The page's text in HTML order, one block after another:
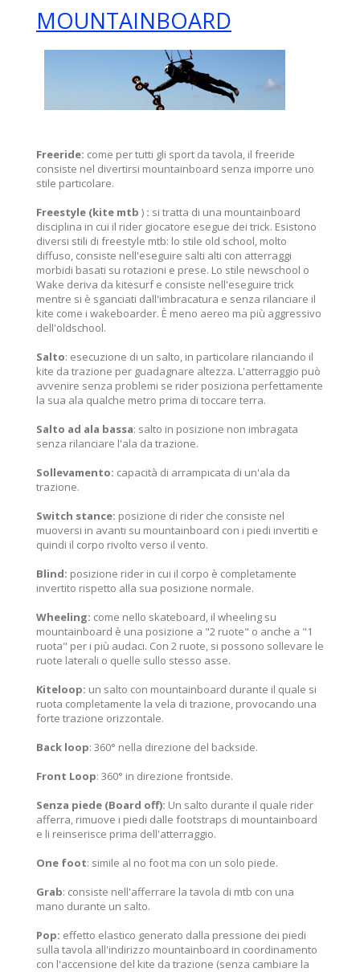
MOUNTAINBOARD
Freeride: come per tutti gli sport da tavola, il freeride
consiste nel divertirsi mountainboard senza imporre uno
stile particolare.
Freestyle (kite mtb ) : si tratta di una mountainboard
disciplina in cui il rider giocatore esegue dei trick. Esistono
diversi stili di freestyle mtb: lo stile old school, molto
diffuso, consiste nell'eseguire salti alti con atterraggi
morbidi basati su rotazioni e prese. Lo stile newschool o
Wake deriva da kitesurf e consiste nell'eseguire trick
mentre si è sganciati dall'imbracatura e senza rilanciare il
kite come i wakeboarder. È meno aereo ma più aggressivo
dell'oldschool.
Salto: esecuzione di un salto, in particolare rilanciando il
kite da trazione per guadagnare altezza. L'atterraggio può
avvenire senza problemi se rider posiziona perfettamente
la sua ala qualche metro prima di toccare terra.
Salto ad ala bassa: salto in posizione non imbragata
senza rilanciare l'ala da trazione.
Sollevamento: capacità di arrampicata di un'ala da
trazione.
Switch stance: posizione di rider che consiste nel
muoversi in avanti su mountainboard con i piedi invertiti e
quindi il corpo rivolto verso il vento.
Blind: posizione rider in cui il corpo è completamente
invertito rispetto alla sua posizione normale.
Wheeling: come nello skateboard, il wheeling su
mountainboard è una posizione a "2 ruote" o anche a "1
ruota" per i più audaci. Con 2 ruote, si possono sollevare le
ruote laterali o quelle sullo stesso asse.
Kiteloop: un salto con mountainboard durante il quale si
ruota completamente la vela di trazione, provocando una
forte trazione orizzontale.
Back loop: 360° nella direzione del backside.
Front Loop: 360° in direzione frontside.
Senza piede (Board off): Un salto durante il quale rider
afferra, rimuove i piedi dalle footstraps di mountainboard
e li reinserisce prima dell'atterraggio.
One foot: simile al no foot ma con un solo piede.
Grab: consiste nell'afferrare la tavola di mtb con una
mano durante un salto.
Pop: effetto elastico generato dalla pressione dei piedi
sulla tavola all'indirizzo mountainboard in coordinamento
con l'accensione del kite da trazione (senza cambiare la